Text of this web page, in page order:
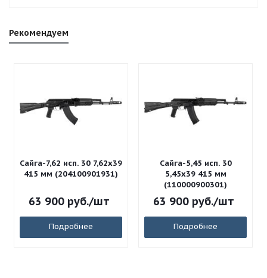
Рекомендуем
Сайга-7,62 исп. 30 7,62x39
415 мм (204100901931)
63 900руб./шт
Подробнее
Сайга-5,45 исп. 30
5,45x39 415 мм
(110000900301)
63 900руб./шт
Подробнее